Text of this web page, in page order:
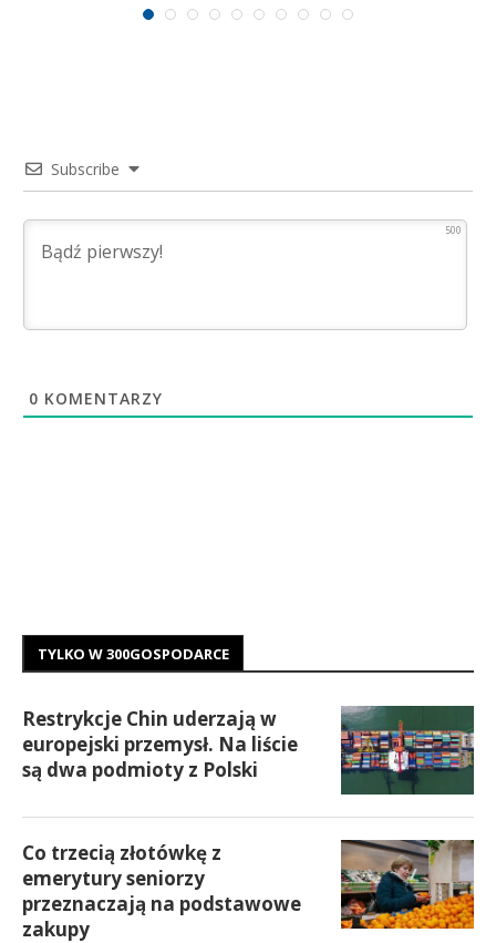
Subscribe
500
0 KOMENTARZY
TYLKO W 300GOSPODARCE
Restrykcje Chin uderzają w
europejski przemysł. Na liście
są dwa podmioty z Polski
Co trzecią złotówkę z
emerytury seniorzy
przeznaczają na podstawowe
zakupy